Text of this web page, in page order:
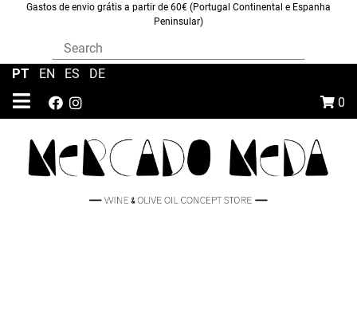
Gastos de envio grátis a partir de 60€ (Portugal Continental e Espanha
Peninsular)
0
PT EN ES DE